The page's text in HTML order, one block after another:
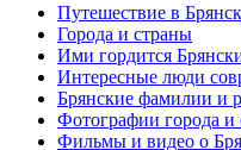
Путешествие в Брянск
Города и страны
Ими гордится
Интересные люди
Брянские фамилии и
Фотографии города и
Фильмы и видео о